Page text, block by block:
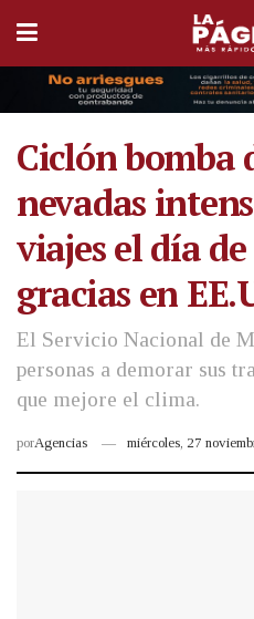
Ciclón bomba
nevadas
viajes el día
gracias en
El Servicio Nacional de
personas a demorar sus
que mejore el clima.
porAgencias miércoles, 27